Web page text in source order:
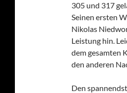
305 und 317
Seinen ersten
Nikolas
Leistung hin.
dem gesamten
den anderen
Den